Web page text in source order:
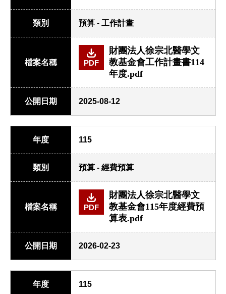
類別 預算 - 工作計畫
檔案名稱 PDF
財團法人徐宗北醫學文
教基金會工作計畫書114
年度.pdf
公開日期 2025-08-12
年度 115
類別 預算 - 經費預算
檔案名稱 PDF
財團法人徐宗北醫學文
教基金會115年度經費預
算表.pdf
公開日期 2026-02-23
年度 115